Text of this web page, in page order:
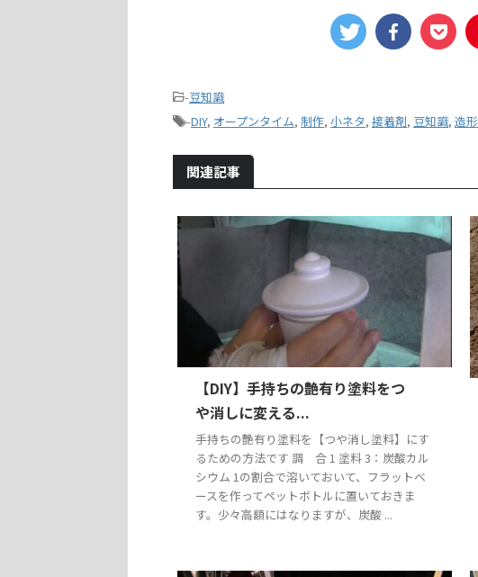
-豆知識
-DIY, オープンタイム, 制作, 小ネタ, 接着剤, 豆知識, 造形
関連記事
【DIY】手持ちの艶有り塗料をつ
や消しに変える...
手持ちの艶有り塗料を【つや消し塗料】にす
るための方法です 調 合 1 塗料 3：炭酸カル
シウム 1の割合で溶いておいて、フラットベ
ースを作ってペットボトルに置いておきま
す。少々高額にはなりますが、炭酸 ...